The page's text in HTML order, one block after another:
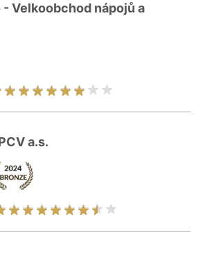
Velkoobchod nápojů a
a.s.